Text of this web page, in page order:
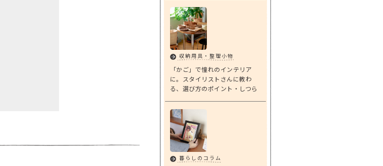
収納用具・整理小物
「かご」で憧れのインテリア
に。スタイリストさんに教わ
る、選び方のポイント・しつら
暮らしのコラム